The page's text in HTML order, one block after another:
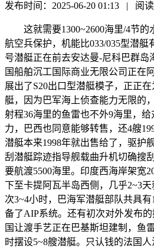
发布时间：2025-06-20 01:13 | 阅读
这就需要1300~2600海里/4节的
航空兵保护，机能比033/035型潜艇
号潜艇正在前去安达曼-尼科巴群岛
国船舶沉工国际商业无限公司正在
展出了S20出口型潜艇模子，正正
艇，因为巴军海上侦查能力无限的
射程36海里的鱼雷也不外9海里，
力，巴西也同意能够转售，还4艘
潜艇本来1998年就出售给了，驱护
刮潜艇踪迹指导舰载曲升机切确搜
要航渡5500海里。印度西海岸架宽
下至卡提阿瓦半岛西侧，几乎2~3
次3~4小时，巴海军潜艇部队共具
备了AIP系统。还有初次对外发布
国让渡手艺正在巴基斯坦建制，鱼
时摆设5~8艘潜艇。只认钱的法国